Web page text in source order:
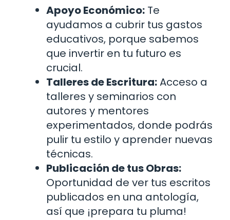
Apoyo Económico: Te
ayudamos a cubrir tus gastos
educativos, porque sabemos
que invertir en tu futuro es
crucial.
Talleres de Escritura:Acceso a
talleres y seminarios con
autores y mentores
experimentados, donde podrás
pulir tu estilo y aprender nuevas
técnicas.
Publicación de tus Obras:
Oportunidad de ver tus escritos
publicados en una antología,
así que ¡prepara tu pluma!